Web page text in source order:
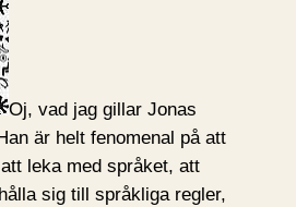
Oj, vad jag gillar Jonas
är helt fenomenal på att
leka med språket, att
sig till språkliga regler,